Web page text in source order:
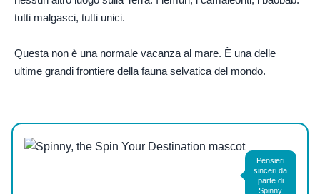
tutti malgasci, tutti unici.
Questa non è una normale vacanza al mare. È una delle
ultime grandi frontiere della fauna selvatica del mondo.
Pensieri
sinceri da
parte di
Spinny